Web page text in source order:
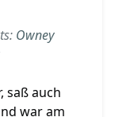
Owney
saß auch
war am